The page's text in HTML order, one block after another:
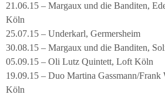
21.06.15 – Margaux und die Banditen,
Köln
25.07.15 – Underkarl, Germersheim
30.08.15 – Margaux und die Banditen,
05.09.15 – Oli Lutz Quintett, Loft Köln
19.09.15 – Duo Martina Gassmann/
Köln